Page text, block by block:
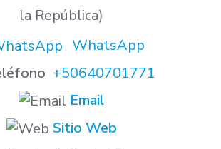
la República)
WhatsApp
+50640701771
Email
Sitio Web